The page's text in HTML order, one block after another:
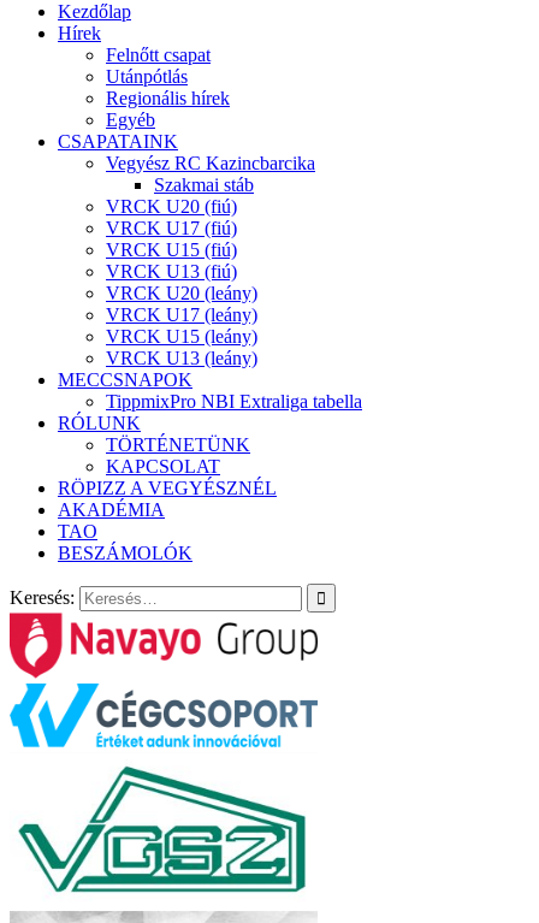
Kezdőlap
Hírek
Felnőtt csapat
Utánpótlás
Regionális hírek
Egyéb
CSAPATAINK
Vegyész RC Kazincbarcika
Szakmai stáb
VRCK U20 (fiú)
VRCK U17 (fiú)
VRCK U15 (fiú)
VRCK U13 (fiú)
VRCK U20 (leány)
VRCK U17 (leány)
VRCK U15 (leány)
VRCK U13 (leány)
MECCSNAPOK
TippmixPro NBI Extraliga tabella
RÓLUNK
TÖRTÉNETÜNK
KAPCSOLAT
RÖPIZZ A VEGYÉSZNÉL
AKADÉMIA
TAO
BESZÁMOLÓK
Keresés: